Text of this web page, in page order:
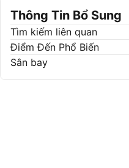
Thông Tin Bổ Sung
Tìm kiếm liên quan
Điểm Đến Phổ Biến
Sân bay